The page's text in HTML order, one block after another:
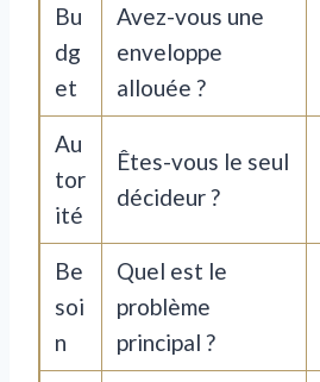
Bu
dg
et
Avez-vous une
enveloppe
allouée ?
Au
tor
ité
Êtes-vous le seul
décideur ?
Be
soi
n
Quel est le
problème
principal ?